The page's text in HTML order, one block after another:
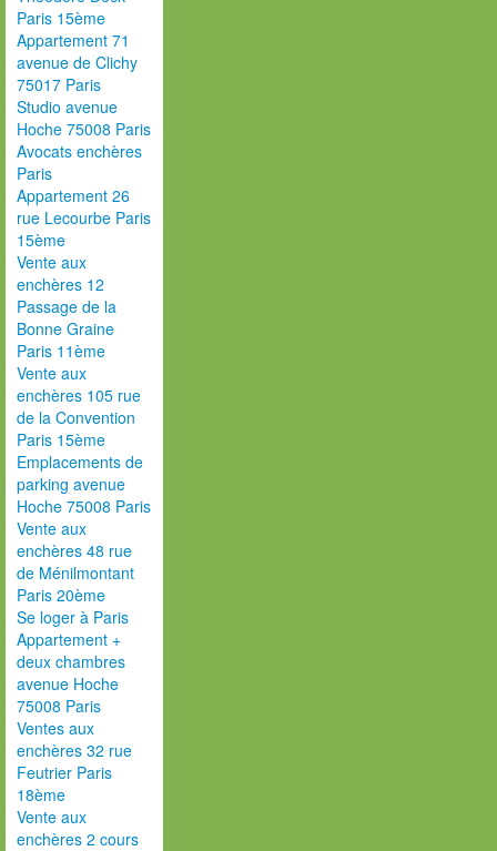
Paris 15ème
Appartement 71
avenue de Clichy
75017 Paris
Studio avenue
Hoche 75008 Paris
Avocats enchères
Paris
Appartement 26
rue Lecourbe Paris
15ème
Vente aux
enchères 12
Passage de la
Bonne Graine
Paris 11ème
Vente aux
enchères 105 rue
de la Convention
Paris 15ème
Emplacements de
parking avenue
Hoche 75008 Paris
Vente aux
enchères 48 rue
de Ménilmontant
Paris 20ème
Se loger à Paris
Appartement +
deux chambres
avenue Hoche
75008 Paris
Ventes aux
enchères 32 rue
Feutrier Paris
18ème
Vente aux
enchères 2 cours